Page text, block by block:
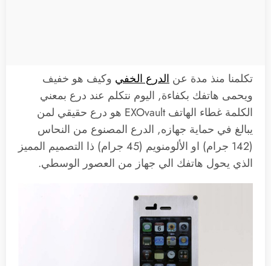
تكلمنا منذ مدة عن الدرع الخفي وكيف هو خفيف
ويحمى هاتفك بكفاءة, اليوم نتكلم عند درع بمعني
الكلمة غطاء الهاتف EXOvault هو درع حقيقي لمن
يبالغ في حماية جهازه, الدرع المصنوع من النحاس
(142 جرام) او الألومنويم (45 جرام) ذا التصميم المميز
الذي يحول هاتفك الي جهاز من العصور الوسطي.